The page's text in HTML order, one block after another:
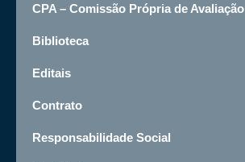
CPA – Comissão Própria de Avaliação
Biblioteca
Editais
Contrato
Responsabilidade Social